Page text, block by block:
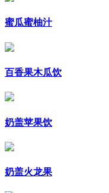
蜜瓜蜜柚汁
百香果木瓜饮
奶盖苹果饮
奶盖火龙果